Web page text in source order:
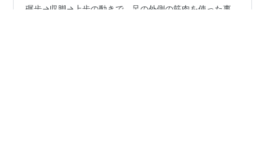
碾歩→収脚→上歩の動きで、足の外側の筋肉を使った事